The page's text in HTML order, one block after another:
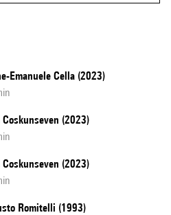
Emanuele Cella (2023)
(2023)
(2023)
Romitelli (1993)